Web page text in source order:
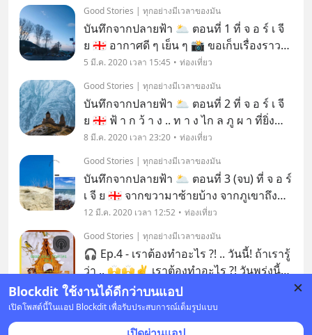
Blockdit ใช้งานได้ดีกว่าบนแอป
เปิดโพสต์นี้ในแอป Blockdit เพื่อรับประสบการณ์เต็มรูปแบบ
สนามบินเรียบร้อย ก็กลับเข้ามาในเมืองอีก
ครั้ง คนขับรถและทีมงานที่ทิบิลีซี่ใจดี แ
Good Stories | ทุกอย่างมีเวลาของมัน
บันทึกจากปลายฟ้า 🌥 ตอนที่ 1 ที่ จ อ ร์ เ จี
ย 🇬🇪 อากาศดี ๆ เย็น ๆ 📸 ขอเก็บเรื่องราว
จากปลายฟ้า แบบเป็นเรื่องเป็นราวเกี่ยวกับ
สถานที่ท่องเที่ยวบ้าง เล่าเรื่องผ่านรูป และ
ความคิดเห็นส่วนตัวผ่านตัวหนัง
5 มี.ค. 2020 เวลา 15:45
ท่องเที่ยว
Good Stories | ทุกอย่างมีเวลาของมัน
บันทึกจากปลายฟ้า 🌥 ตอนที่ 2 ที่ จ อ ร์ เ จี
ย 🇬🇪 ฟ้ า ก ว้ า ง .. ท า ง ไก ล ภู ผ า ที่ยิ่ง
ใหญ่ ไปถึงเท่าที่ใจถึง
8 มี.ค. 2020 เวลา 23:20
ท่องเที่ยว
Good Stories | ทุกอย่างมีเวลาของมัน
บันทึกจากปลายฟ้า 🌥 ตอนที่ 3 (จบ) ที่ จ อ ร์
เ จี ย 🇬🇪 จากขวามาซ้ายบ้าง จากภูเขาถึง
ทะเลของจริง คุยเรื่องจอร์เจียมาหลายโพสต์
และเล่าเรื่องสถานที่ท่องเที่ยวเพียว ๆ เป็น
ครั้งที่ 3 จะขอรวบรัดตัดจบตอนนี
12 มี.ค. 2020 เวลา 12:52
ท่องเที่ยว
Good Stories | ทุกอย่างมีเวลาของมัน
🎧 Ep.4 - เราต้องทำอะไร ?! .. วันนี้! ถ้าเรารู้
ว่า .. 🙌🙌✌️ เราต้องทำอะไร ?! วันพรุ่งนี้
ย่อมเป็นวันที่ดีของเราแน่นอน 🥰😁
11 มี.ค. 2020 เวลา 11:42
Good Stories | ทุกอย่างมีเวลาของมัน
คิ ด ถึ ง การเดินทางไกล ✈️ ที่ไม่ใช่แค่การ